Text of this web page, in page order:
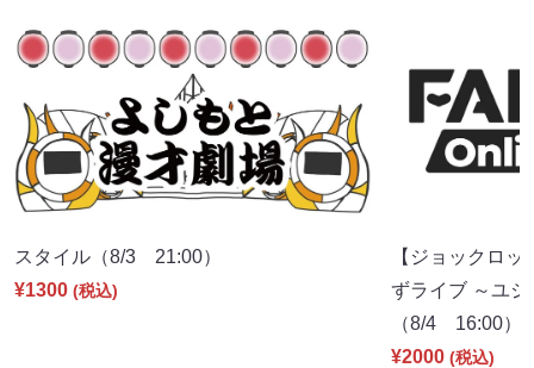
スタイル（8/3 21:00）
¥1300 (税込)
【ジョックロ
ずライブ ～ユ
（8/4 16:00）
¥2000 (税込)